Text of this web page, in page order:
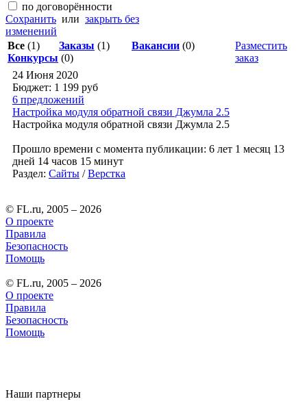
по договорённости
Сохранить или закрыть без
изменений
Все (1) Заказы (1) Вакансии (0)
Конкурсы (0)
Разместить
заказ
24 Июня 2020
Бюджет: 1 199 руб
6 предложений
Настройка модуля обратной связи Джумла 2.5
Настройка модуля обратной связи Джумла 2.5
Прошло времени с момента публикации: 6 лет 1 месяц 13
дней 14 часов 15 минут
Раздел: Сайты /Верстка
© FL.ru, 2005 – 2026
О проекте
Правила
Безопасность
Помощь
© FL.ru, 2005 – 2026
О проекте
Правила
Безопасность
Помощь
Наши партнеры